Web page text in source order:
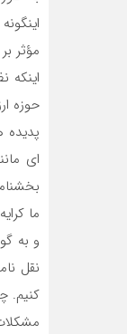
مؤثر
اینکه
حوزه
ای
ما
نقل
کنیم.